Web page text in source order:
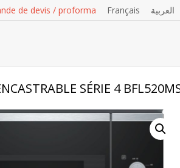
de devis / proforma Français العربية
SÉRIE 4